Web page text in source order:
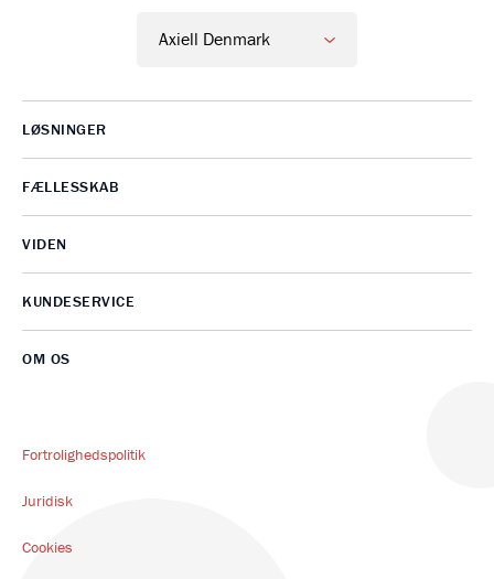
LØSNINGER
FÆLLESSKAB
VIDEN
KUNDESERVICE
OM OS
Fortrolighedspolitik
Juridisk
Cookies